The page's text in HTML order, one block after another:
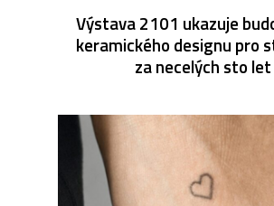
Výstava 2101 ukazuje
keramického designu pro
za necelých sto let